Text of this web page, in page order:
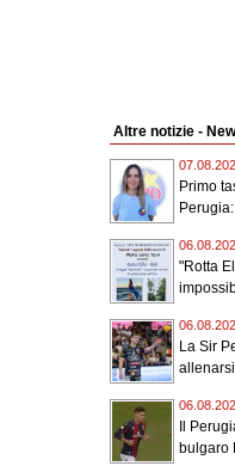
Altre notizie -
Primo
"Rotta
La Sir
Il
bulgaro